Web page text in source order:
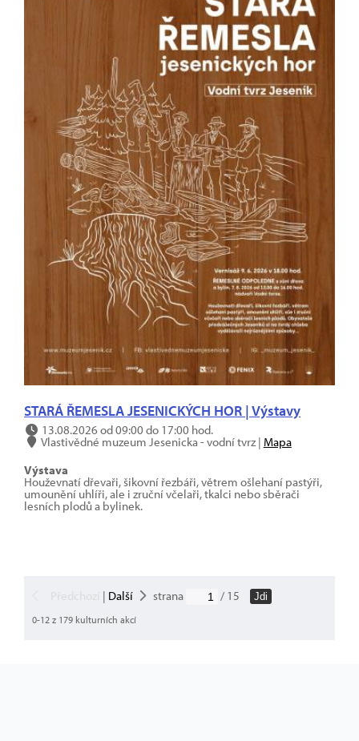
STARÁ ŘEMESLA JESENICKÝCH HOR | Výstavy
13.08.2026 od 09:00 do 17:00 hod.
Vlastivědné muzeum Jesenicka - vodní tvrz | Mapa
Výstava
Houževnatí dřevaři, šikovní řezbáři, větrem ošlehaní pastýři,
umounění uhlíři, ale i zruční včelaři, tkalci nebo sběrači
lesních plodů a bylinek.
| Další strana / 15
Jdi
0-12 z 179 kulturních akcí